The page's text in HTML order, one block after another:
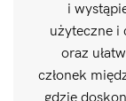
i
użyteczne i
oraz
członek